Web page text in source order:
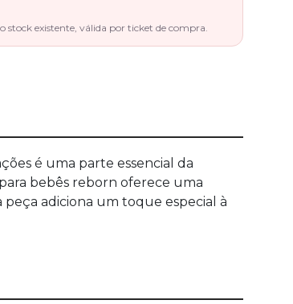
stock existente, válida por ticket de compra.
é uma parte essencial da
bebês reborn oferece uma
adiciona um toque especial à